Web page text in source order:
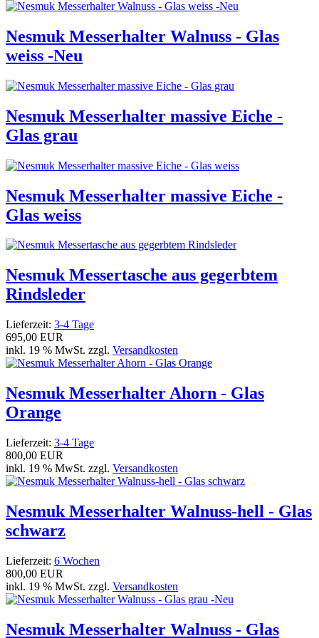
Nesmuk Messerhalter Walnuss - Glas
weiss -Neu
Nesmuk Messerhalter massive Eiche -
Glas grau
Nesmuk Messerhalter massive Eiche -
Glas weiss
Nesmuk Messertasche aus gegerbtem
Rindsleder
Lieferzeit: 3-4 Tage
695,00 EUR
inkl. 19 % MwSt. zzgl. Versandkosten
Nesmuk Messerhalter Ahorn - Glas
Orange
Lieferzeit: 3-4 Tage
800,00 EUR
inkl. 19 % MwSt. zzgl. Versandkosten
Nesmuk Messerhalter Walnuss-hell - Glas
schwarz
Lieferzeit: 6 Wochen
800,00 EUR
inkl. 19 % MwSt. zzgl. Versandkosten
Nesmuk Messerhalter Walnuss - Glas